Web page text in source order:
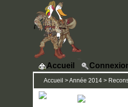
Accueil
Accueil >Année 2014>